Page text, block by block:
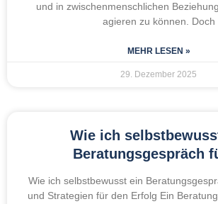
und in zwischenmenschlichen
agieren zu können. Doch
MEHR LESEN »
29. Dezember 2025
Wie ich
Beratungsgespräch
Wie ich selbstbewusst ein
und Strategien für den Erfolg Ein